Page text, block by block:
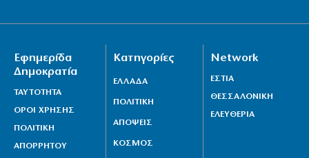
Εφημερίδα
Δημοκρατία
ΤΑΥΤΟΤΗΤΑ
ΟΡΟΙ ΧΡΗΣΗΣ
ΠΟΛΙΤΙΚΗ
ΑΠΟΡΡΗΤΟΥ
Κατηγορίες
ΕΛΛΑΔΑ
ΠΟΛΙΤΙΚΗ
ΑΠΟΨΕΙΣ
ΚΟΣΜΟΣ
Network
ΕΣΤΙΑ
ΘΕΣΣΑΛΟΝΙΚΗ
ΕΛΕΥΘΕΡΙΑ